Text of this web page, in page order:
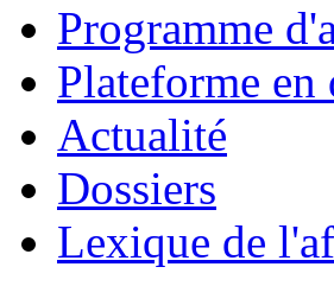
Programme
Plateforme en
Actualité
Dossiers
Lexique de